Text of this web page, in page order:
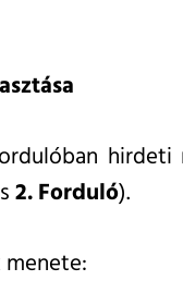
hirdeti
2. Forduló).
menete: